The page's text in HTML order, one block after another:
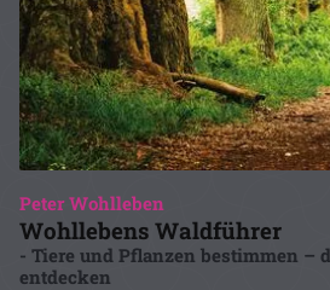
Peter Wohlleben
Wohllebens Waldführer
- Tiere und Pflanzen bestimmen –
entdecken